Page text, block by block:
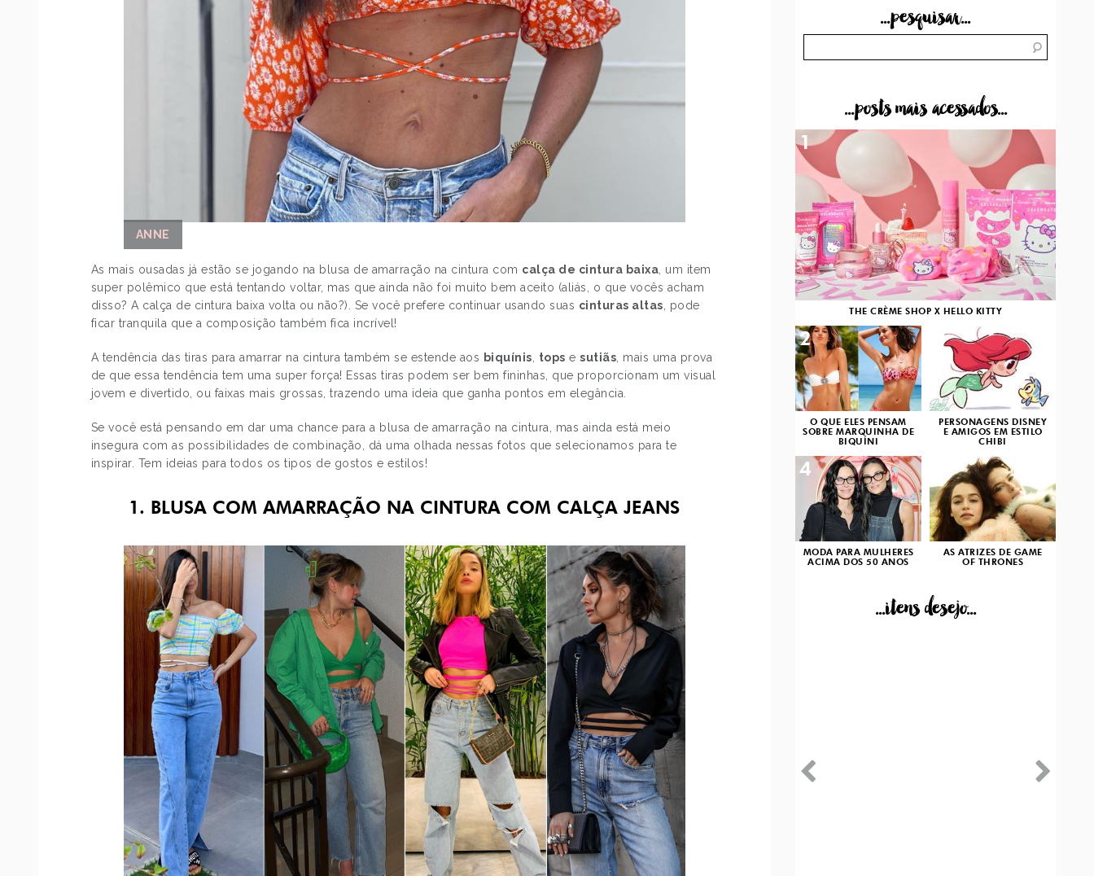
ANNE
As mais ousadas já estão se jogando na blusa de amarração na cintura com calça de cintura baixa , um item
super polêmico que está tentando voltar, mas que ainda não foi muito bem aceito (aliás, o que vocês acham
disso? A calça de cintura baixa volta ou não?). Se você prefere continuar usando suas cinturas altas , pode
ficar tranquila que a composição também fica incrível!
A tendência das tiras para amarrar na cintura também se estende aos biquínis tops esutiãs , mais uma prova
de que essa tendência tem uma super força! Essas tiras podem ser bem fininhas, que proporcionam um visual
jovem e divertido, ou faixas mais grossas, trazendo uma ideia que ganha pontos em elegância.
Se você está pensando em dar uma chance para a blusa de amarração na cintura, mas ainda está meio
insegura com as possibilidades de combinação, dá uma olhada nessas fotos que selecionamos para te
inspirar. Tem ideias para todos os tipos de gostos e estilos!
1. BLUSA COM AMARRAÇÃO NA CINTURA COM CALÇA JEANS
...pesquisar...
...posts mais acessados...
THE CRÈME SHOP X HELLO KITTY
1
O QUE ELES PENSAM
SOBRE MARQUINHA DE
BIQUÍNI
2
PERSONAGENS DISNEY
E AMIGOS EM ESTILO
CHIBI
3
MODA PARA MULHERES
ACIMA DOS 50 ANOS
4
AS ATRIZES DE GAME
OF THRONES
...itens desejo...